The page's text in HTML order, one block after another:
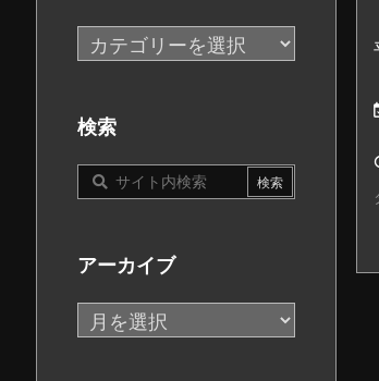
カ
テ
リ
ー
検索
アーカイブ
ア
ー